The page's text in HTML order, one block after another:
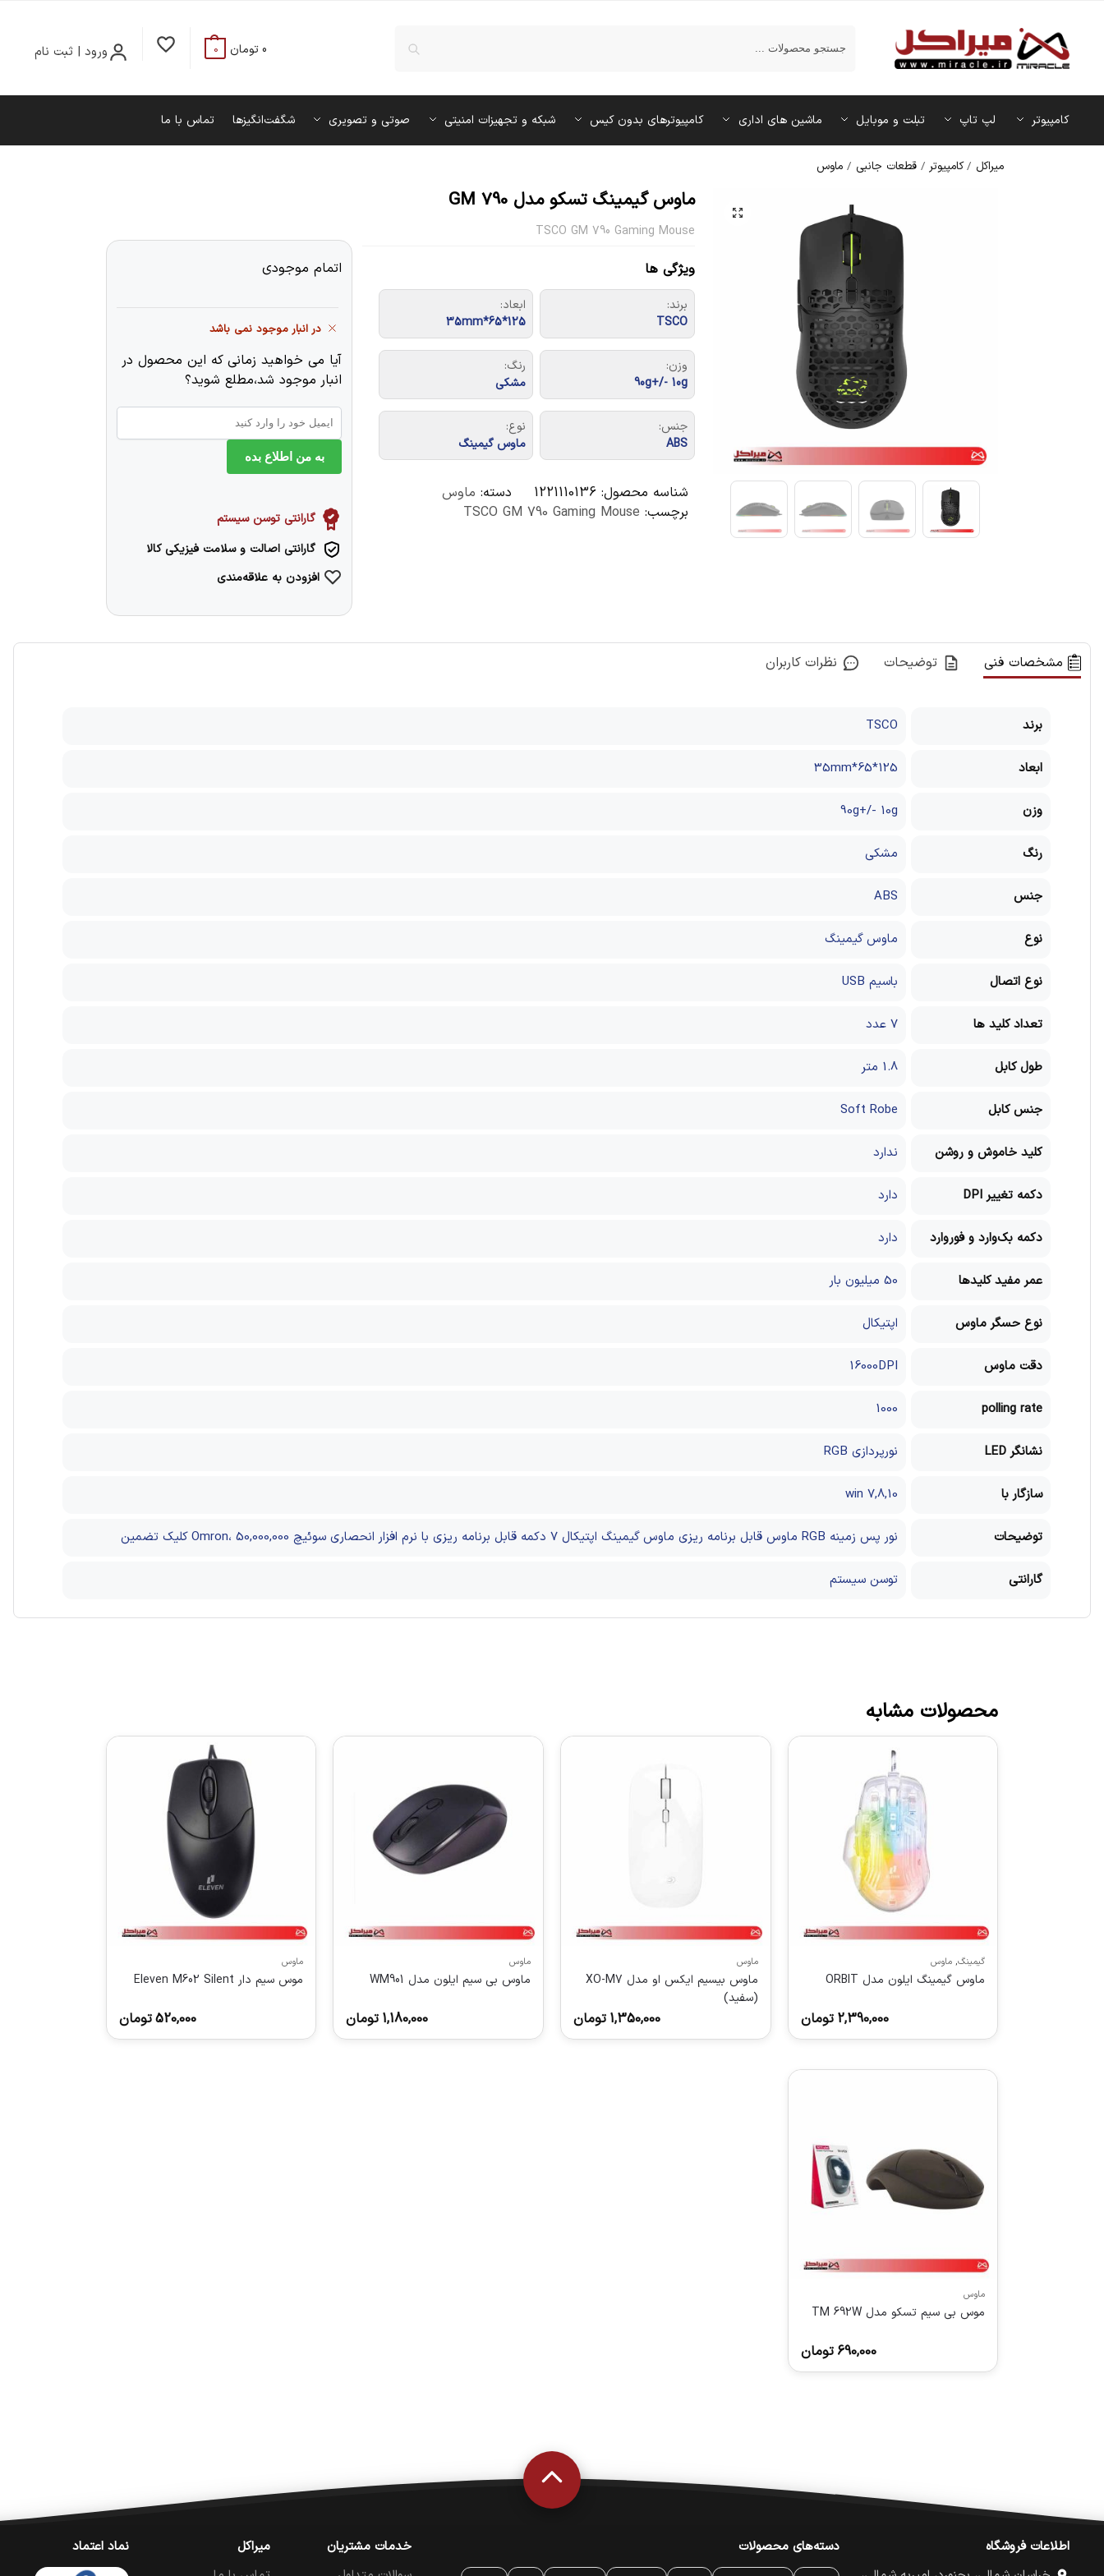
ورود | ثبت نام 0 تومان 0
کامپیوتر لپ تاپ تبلت و موبایل ماشین‌ های اداری کامپیوترهای بدون کیس شبکه و تجهیزات امنیتی صوتی و تصویری شگفت‌انگیزها تماس با ما
میراکل /کامپیوتر /قطعات جانبی /ماوس
ماوس گیمینگ تسکو مدل GM 790
TSCO GM 790 Gaming Mouse
ویژگی ها
برند:
TSCO
ابعاد:
125*65*35mm
وزن:
90g+/- 10g
رنگ:
مشکی
جنس:
ABS
نوع:
ماوس گیمینگ
شناسه محصول:1221110136 دسته: ماوس
برچسب: TSCO GM 790 Gaming Mouse
اتمام موجودی
در انبار موجود نمی باشد
آیا می خواهید زمانی که این محصول در
انبار موجود شد،مطلع شوید؟
به من اطلاع بده
گارانتی توسن سیستم
گارانتی اصالت و سلامت فیزیکی کالا
افزودن به علاقه‌مندی
مشخصات فنی توضیحات نظرات کاربران
برند TSCO
ابعاد 125*65*35mm
وزن 90g+/- 10g
رنگ مشکی
جنس ABS
نوع ماوس گیمینگ
نوع اتصال باسیم USB
تعداد کلید ها 7 عدد
طول کابل 1.8 متر
جنس کابل Soft Robe
کلید خاموش و روشن ندارد
دکمه تغییر DPI دارد
دکمه بک‌وارد و فوروارد دارد
عمر مفید کلیدها 50 میلیون بار
نوع حسگر ماوس اپتیکال
دقت ماوس 16000DPI
polling rate
1000
نشانگر LED نورپردازی RGB
سازگار با win 7,8,10
توضیحات نور پس زمینه RGB ماوس قابل برنامه ریزی ماوس گیمینگ اپتیکال 7 دکمه قابل برنامه ریزی با نرم افزار انحصاری سوئیچ Omron، 50,000,000 کلیک تضمین
گارانتی توسن سیستم
محصولات مشابه
گیمینگ, ماوس
ماوس گیمینگ ایلون مدل ORBIT
2,390,000 تومان
ماوس
ماوس بیسیم ایکس او مدل XO-M7
(سفید)
1,350,000 تومان
ماوس
ماوس بی سیم ایلون مدل WM901
1,180,000 تومان
ماوس
موس سيم دار Eleven M602 Silent
520,000تومان
ماوس
موس بی سیم تسکو مدل TM 692W
690,000 تومان
اطلاعات فروشگاه
دسته‌های محصولات
خدمات مشتریان
میراکل
نماد اعتماد